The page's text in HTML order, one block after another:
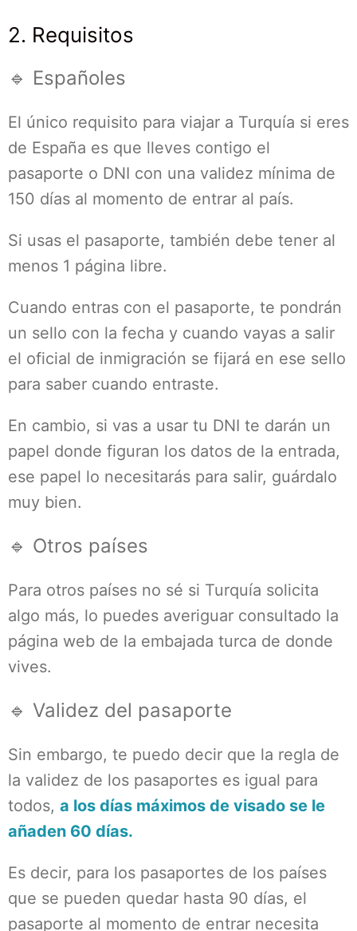
2. Requisitos
🔹 Españoles
El único requisito para viajar a Turquía si eres
de España es que lleves contigo el
pasaporte o DNI con una validez mínima de
150 días al momento de entrar al país.
Si usas el pasaporte, también debe tener al
menos 1 página libre.
Cuando entras con el pasaporte, te pondrán
un sello con la fecha y cuando vayas a salir
el oficial de inmigración se fijará en ese sello
para saber cuando entraste.
En cambio, si vas a usar tu DNI te darán un
papel donde figuran los datos de la entrada,
ese papel lo necesitarás para salir, guárdalo
muy bien.
🔹 Otros países
Para otros países no sé si Turquía solicita
algo más, lo puedes averiguar consultado la
página web de la embajada turca de donde
vives.
🔹 Validez del pasaporte
Sin embargo, te puedo decir que la regla de
la validez de los pasaportes es igual para
todos, a los días máximos de visado se le
añaden 60 días.
Es decir, para los pasaportes de los países
que se pueden quedar hasta 90 días, el
pasaporte al momento de entrar necesita